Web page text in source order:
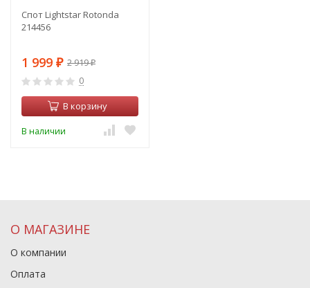
Спот Lightstar Rotonda
214456
1 999 ₽ 2 919₽
0
В корзину
В наличии
О МАГАЗИНЕ
О компании
Оплата